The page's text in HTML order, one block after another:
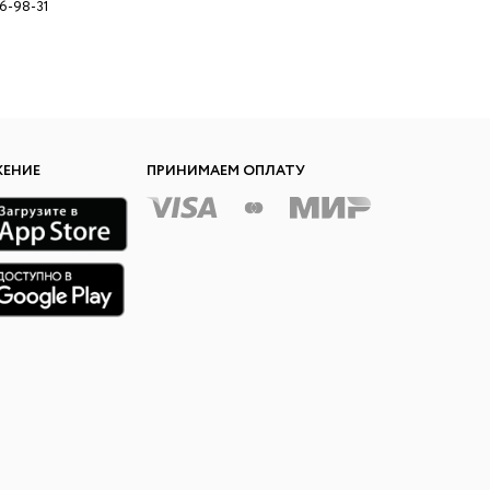
98-31
ПРИНИМАЕМ ОПЛАТУ